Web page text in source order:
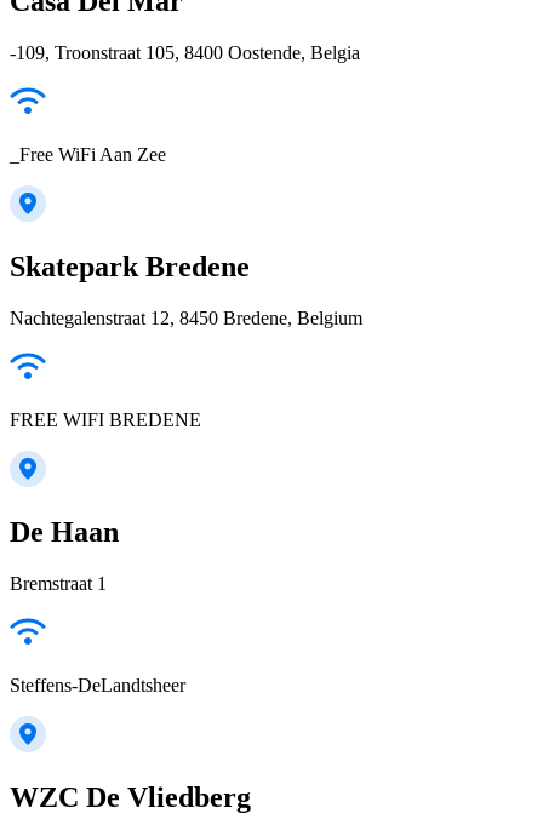
-109, Troonstraat 105, 8400 Oostende, Belgia
_Free WiFi Aan Zee
Skatepark Bredene
Nachtegalenstraat 12, 8450 Bredene, Belgium
FREE WIFI BREDENE
De Ηaan
Bremstraat 1
Steffens-DeLandtsheer
WZC De Vliedberg